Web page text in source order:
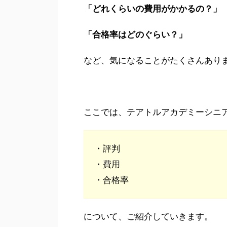
「どれくらいの費用がかかるの？」
「合格率はどのぐらい？」
など、気になることがたくさんあり
ここでは、テアトルアカデミーシニ
・評判
・費用
・合格率
について、ご紹介していきます。